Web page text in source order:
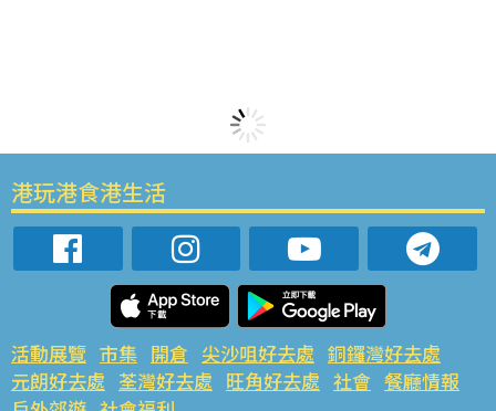
港玩港食港生活
活動展覽 市集 開倉 尖沙咀好去處 銅鑼灣好去處
元朗好去處 荃灣好去處 旺角好去處 社會 餐廳情報